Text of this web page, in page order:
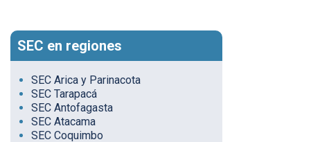
SEC en regiones
SEC Arica y Parinacota
SEC Tarapacá
SEC Antofagasta
SEC Atacama
SEC Coquimbo